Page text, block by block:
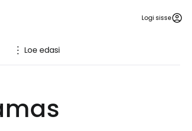
Logi sisse
Loe edasi